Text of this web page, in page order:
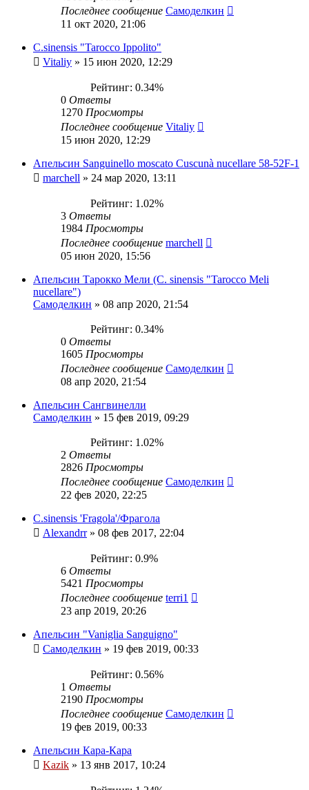
Последнее сообщение Самоделкин
11 окт 2020, 21:06
C.sinensis "Tarocco Ippolito"
Vitaliy » 15 июн 2020, 12:29
Рейтинг: 0.34%
0 Ответы
1270 Просмотры
Последнее сообщение Vitaliy
15 июн 2020, 12:29
Апельсин Sanguinello moscato Cuscunà nucellare 58-52F-1
marchell » 24 мар 2020, 13:11
Рейтинг: 1.02%
3 Ответы
1984 Просмотры
Последнее сообщение marchell
05 июн 2020, 15:56
Апельсин Тарокко Мели (C. sinensis "Tarocco Meli
nucellare")
Самоделкин » 08 апр 2020, 21:54
Рейтинг: 0.34%
0 Ответы
1605 Просмотры
Последнее сообщение Самоделкин
08 апр 2020, 21:54
Апельсин Сангвинелли
Самоделкин » 15 фев 2019, 09:29
Рейтинг: 1.02%
2 Ответы
2826 Просмотры
Последнее сообщение Самоделкин
22 фев 2020, 22:25
С.sinensis 'Fragola'/Фрагола
Alexandrr» 08 фев 2017, 22:04
Рейтинг: 0.9%
6 Ответы
5421 Просмотры
Последнее сообщение terri1
23 апр 2019, 20:26
Апельсин "Vaniglia Sanguigno"
Самоделкин » 19 фев 2019, 00:33
Рейтинг: 0.56%
1 Ответы
2190 Просмотры
Последнее сообщение Самоделкин
19 фев 2019, 00:33
Апельсин Кара-Кара
Kazik » 13 янв 2017, 10:24